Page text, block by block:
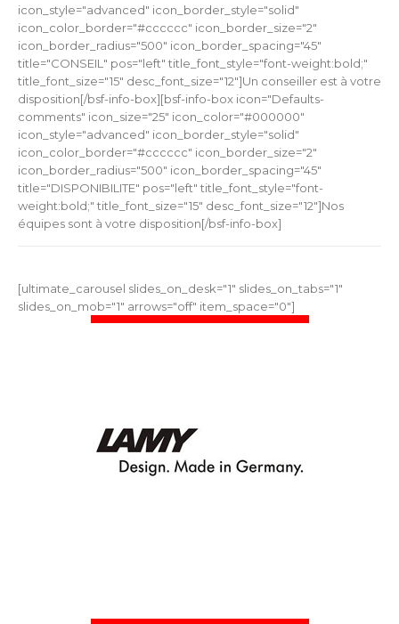
icon_style="advanced" icon_border_style="solid"
icon_color_border="#cccccc" icon_border_size="2"
icon_border_radius="500" icon_border_spacing="45"
title="CONSEIL" pos="left" title_font_style="font-weight:bold;"
title_font_size="15" desc_font_size="12"]Un conseiller est à votre
disposition[/bsf-info-box][bsf-info-box icon="Defaults-
comments" icon_size="25" icon_color="#000000"
icon_style="advanced" icon_border_style="solid"
icon_color_border="#cccccc" icon_border_size="2"
icon_border_radius="500" icon_border_spacing="45"
title="DISPONIBILITE" pos="left" title_font_style="font-
weight:bold;" title_font_size="15" desc_font_size="12"]Nos
équipes sont à votre disposition[/bsf-info-box]
[ultimate_carousel slides_on_desk="1" slides_on_tabs="1"
slides_on_mob="1" arrows="off" item_space="0"]